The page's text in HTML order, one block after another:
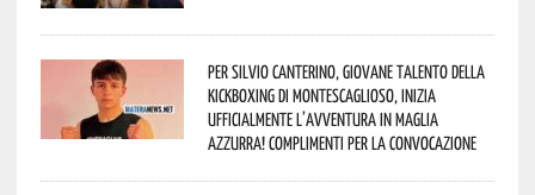
Per Silvio Canterino, giovane talento della
kickboxing di Montescaglioso, inizia
ufficialmente l’avventura in maglia
azzurra! Complimenti per la convocazione